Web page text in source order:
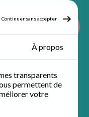
Continuer sans accepter
À propos
transparents
permettent de
votre